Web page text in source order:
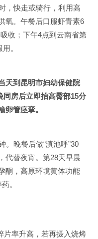
，快走或骑行，利用高
氧。午餐后口服虾青素6
收；下午4点到云南省第
。
天到昆明市妇幼保健院
房后立即抬高臀部15分
卵管痉挛。
。晚餐后做“滇池呼”30
代替夜宵。第28天早晨
酮，高原环境黄体功能
。
片率升高，若再摄入烧烤